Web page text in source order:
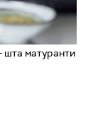
шта матуранти